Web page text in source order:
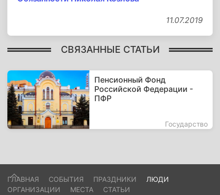
11.07.2019
СВЯЗАННЫЕ СТАТЬИ
Пенсионный Фонд
Российской Федерации -
ПФР
Государство
ГЛАВНАЯ СОБЫТИЯ ПРАЗДНИКИ
ЛЮДИ
ОРГАНИЗАЦИИ
МЕСТА СТАТЬИ